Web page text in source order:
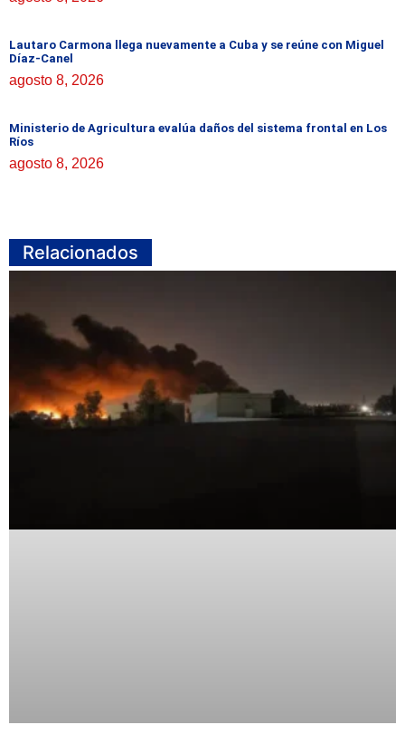
Lautaro Carmona llega nuevamente a Cuba y se reúne con Miguel
Díaz-Canel
agosto 8, 2026
Ministerio de Agricultura evalúa daños del sistema frontal en Los
Ríos
agosto 8, 2026
Relacionados